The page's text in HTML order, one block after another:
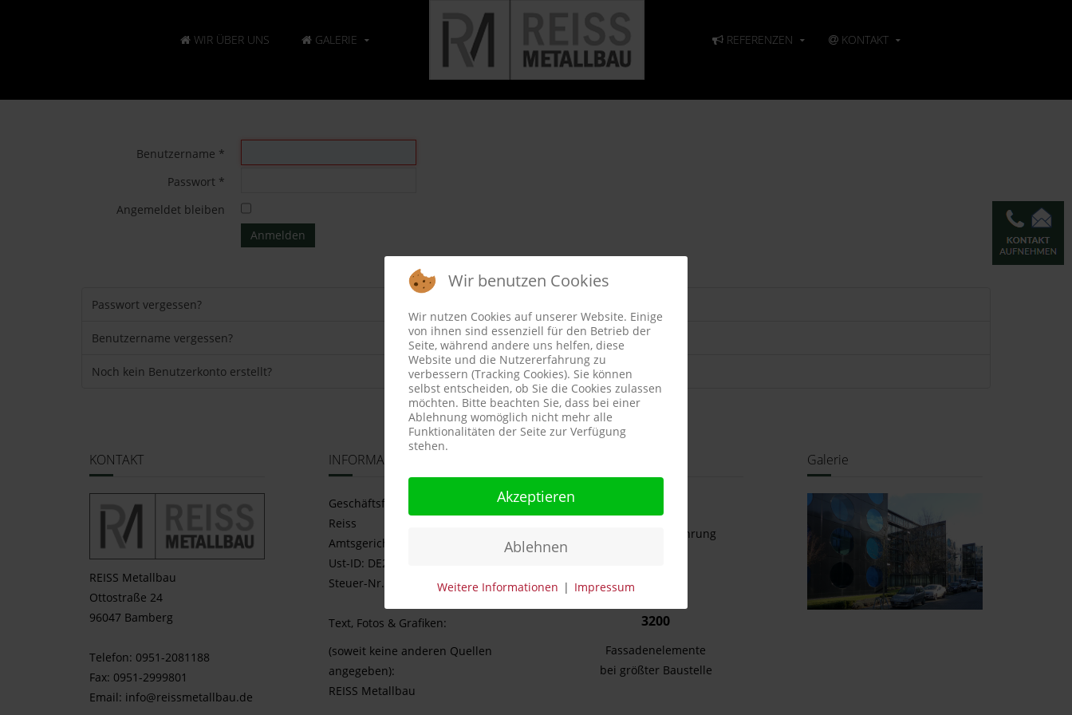
WIR ÜBER UNS GALERIE REFERENZEN KONTAKT
Benutzername *
Passwort *
Angemeldet bleiben
Anmelden
Passwort vergessen?
Benutzername vergessen?
Noch kein Benutzerkonto erstellt?
KONTAKT
REISS Metallbau
Ottostraße 24
96047 Bamberg
Telefon: 0951-2081188
Fax: 0951-2999801
Email: info@reissmetallbau.de
INFORMATIONEN
Geschäftsführung: Michael
Reiss
Amtsgericht Bamberg HRB 7097
Ust-ID: DE278334067
Steuer-Nr.: 207 136 20239
Text, Fotos & Grafiken:
(soweit keine anderen Quellen
angegeben):
REISS Metallbau
Jahre Berufserfahrung
Mitarbeiter
3200
Fassadenelemente
bei größter Baustelle
Galerie
Wir benutzen Cookies
Wir nutzen Cookies auf unserer Website. Einige
von ihnen sind essenziell für den Betrieb der
Seite, während andere uns helfen, diese
Website und die Nutzererfahrung zu
verbessern (Tracking Cookies). Sie können
selbst entscheiden, ob Sie die Cookies zulassen
möchten. Bitte beachten Sie, dass bei einer
Ablehnung womöglich nicht mehr alle
Funktionalitäten der Seite zur Verfügung
stehen.
Akzeptieren
Ablehnen
Weitere Informationen | Impressum